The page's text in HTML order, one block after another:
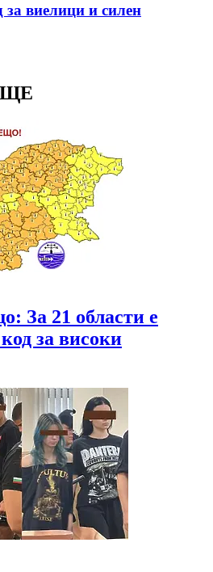
виелици и силен
За 21 области е
за високи